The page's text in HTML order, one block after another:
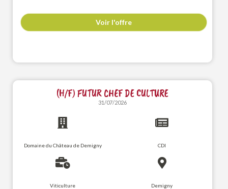
Voir l'offre
(H/F) FUTUR CHEF DE CULTURE
31/07/2026
Domaine du Château de Demigny CDI
Viticulture Demigny